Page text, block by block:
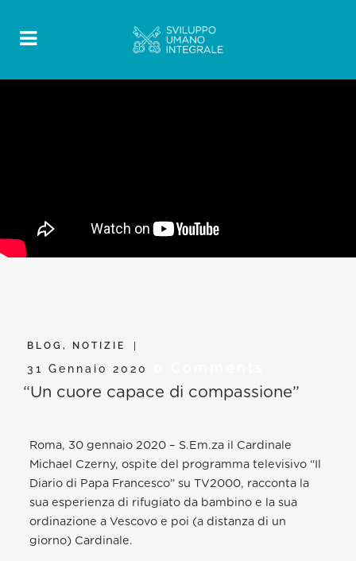
BLOG , NOTIZIE
31 Gennaio 2020
“Un cuore capace di compassione”
Roma, 30 gennaio 2020 – S.Em.za il Cardinale
Michael Czerny, ospite del programma televisivo “Il
Diario di Papa Francesco” su TV2000, racconta la
sua esperienza di rifugiato da bambino e la sua
ordinazione a Vescovo e poi (a distanza di un
giorno) Cardinale.